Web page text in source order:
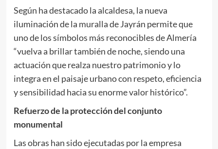
Según ha destacado la alcaldesa, la nueva
iluminación de la muralla de Jayrán permite que
uno de los símbolos más reconocibles de Almería
“vuelva a brillar también de noche, siendo una
actuación que realza nuestro patrimonio y lo
integra en el paisaje urbano con respeto, eficiencia
y sensibilidad hacia su enorme valor histórico”.
Refuerzo de la protección del conjunto
monumental
Las obras han sido ejecutadas por la empresa